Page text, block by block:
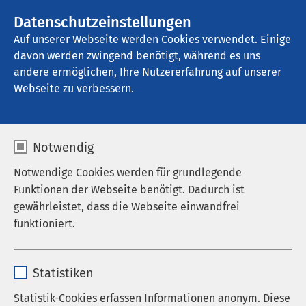
Datenschutzeinstellungen
Auf unserer Webseite werden Cookies verwendet. Einige
davon werden zwingend benötigt, während es uns
andere ermöglichen, Ihre Nutzererfahrung auf unserer
Webseite zu verbessern.
Notwendig
Notwendige Cookies werden für grundlegende
Funktionen der Webseite benötigt. Dadurch ist
gewährleistet, dass die Webseite einwandfrei
funktioniert.
Anbieter sgalinski
Statistiken
Statistik-Cookies erfassen Informationen anonym. Diese
AMEOS Klinikum Alfeld
04.12.2019 AMEOS Klinikum Alfeld
Lachen ist die beste Medizin:
Patienten-Akademie am
11.12.2019 zum Thema Humor
als Heilungsprozess